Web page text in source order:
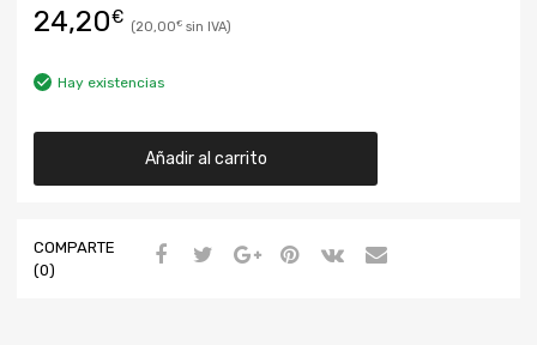
24,20€ 20,00€
Hay existencias
Añadir al carrito
COMPARTE
(0)